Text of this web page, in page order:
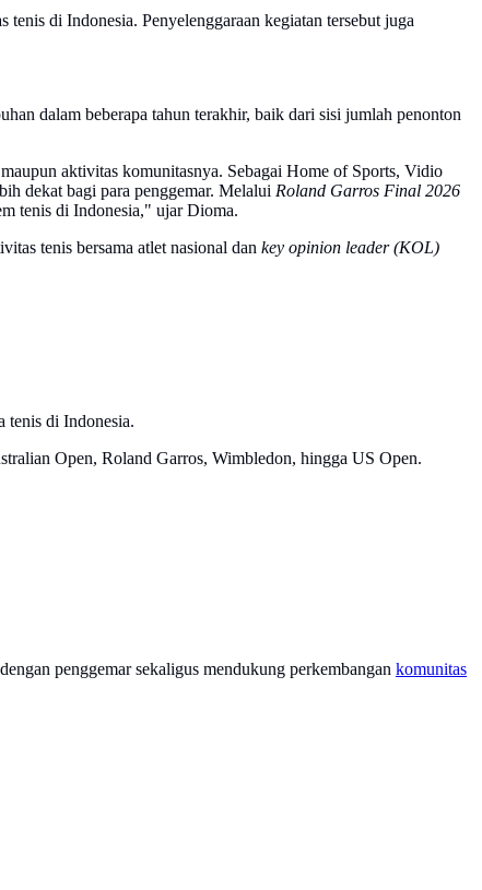
di Indonesia. Penyelenggaraan kegiatan tersebut juga
dalam beberapa tahun terakhir, baik dari sisi jumlah penonton
aktivitas komunitasnya. Sebagai Home of Sports, Vidio
dekat bagi para penggemar. Melalui Roland Garros Final 2026
tenis di Indonesia," ujar Dioma.
tenis bersama atlet nasional dan key opinion leader (KOL)
tenis di Indonesia.
Open, Roland Garros, Wimbledon, hingga US Open.
penggemar sekaligus mendukung perkembangan komunitas